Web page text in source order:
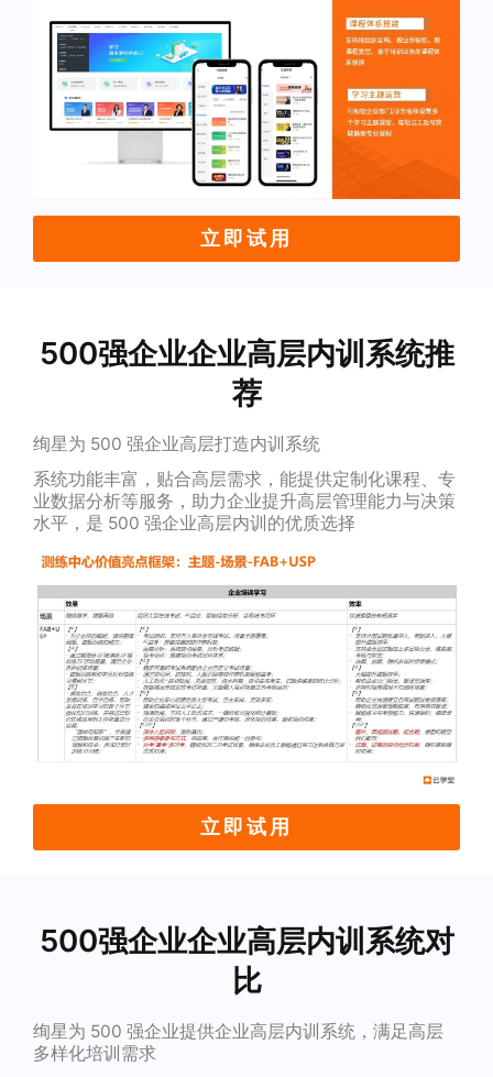
立即试用
500强企业企业高层内训系统推
荐
绚星为 500 强企业高层打造内训系统
系统功能丰富，贴合高层需求，能提供定制化课程、专
业数据分析等服务，助力企业提升高层管理能力与决策
水平，是 500 强企业高层内训的优质选择
立即试用
500强企业企业高层内训系统对
比
绚星为 500 强企业提供企业高层内训系统，满足高层
多样化培训需求